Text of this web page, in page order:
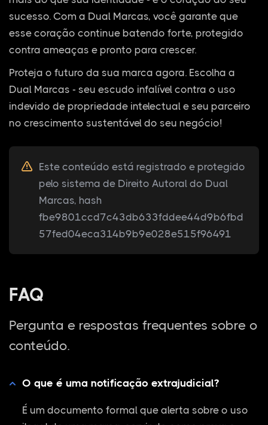
sucesso. Com a Dual Marcas, você garante que
esse coração continue batendo forte, protegido
contra ameaças e pronto para crescer.
Proteja o futuro da sua marca agora. Escolha a
Dual Marcas - seu escudo infalível contra o uso
indevido de propriedade intelectual e seu parceiro
no crescimento sustentável do seu negócio!
Este conteúdo está registrado e protegido
pelo sistema de Direito Autoral do Dual
Marcas, hash
fbe9801ccd7c43db633fddee44d9b6fbd
57fed04eca314b9b9e028e515f96491
FAQ
Pergunta e respostas frequentes sobre o
conteúdo.
O que é uma notificação extrajudicial?
É um documento formal que alerta sobre o uso